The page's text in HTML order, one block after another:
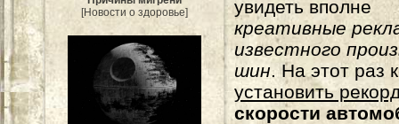
[Новости о здоровье]
увидеть вполне
креативные
известного
шин. На этот раз
установить
скорости